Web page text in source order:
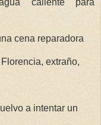
cena reparadora
extraño,
a intentar un